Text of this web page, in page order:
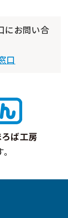
にお問い合
口
ば工房